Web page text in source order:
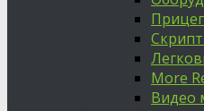
More
Видео